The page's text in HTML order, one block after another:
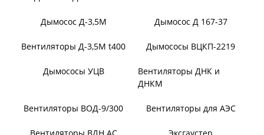
Вентиляторы для
Установки УВЦГ
ТЯГОДУТЬЕВЫЕ МАШИНЫ